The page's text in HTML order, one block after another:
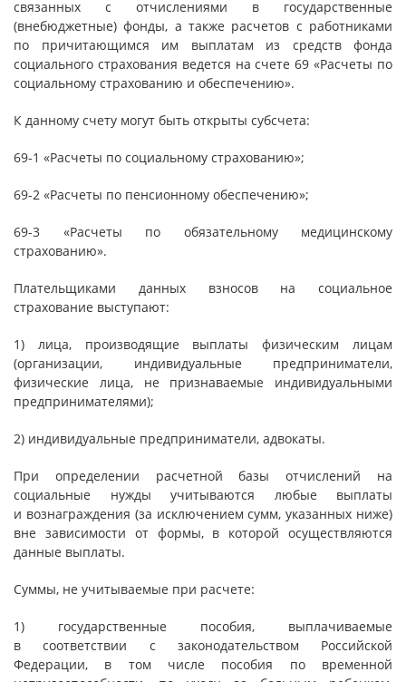
связанных с отчислениями в государственные
(внебюджетные) фонды, а также расчетов с работниками
по причитающимся им выплатам из средств фонда
социального страхования ведется на счете 69 «Расчеты по
социальному страхованию и обеспечению».
К данному счету могут быть открыты субсчета:
69-1 «Расчеты по социальному страхованию»;
69-2 «Расчеты по пенсионному обеспечению»;
69-3 «Расчеты по обязательному медицинскому
страхованию».
Плательщиками данных взносов на социальное
страхование выступают:
1) лица, производящие выплаты физическим лицам
(организации, индивидуальные предприниматели,
физические лица, не признаваемые индивидуальными
предпринимателями);
2) индивидуальные предприниматели, адвокаты.
При определении расчетной базы отчислений на
социальные нужды учитываются любые выплаты
и вознаграждения (за исключением сумм, указанных ниже)
вне зависимости от формы, в которой осуществляются
данные выплаты.
Суммы, не учитываемые при расчете:
1) государственные пособия, выплачиваемые
в соответствии с законодательством Российской
Федерации, в том числе пособия по временной